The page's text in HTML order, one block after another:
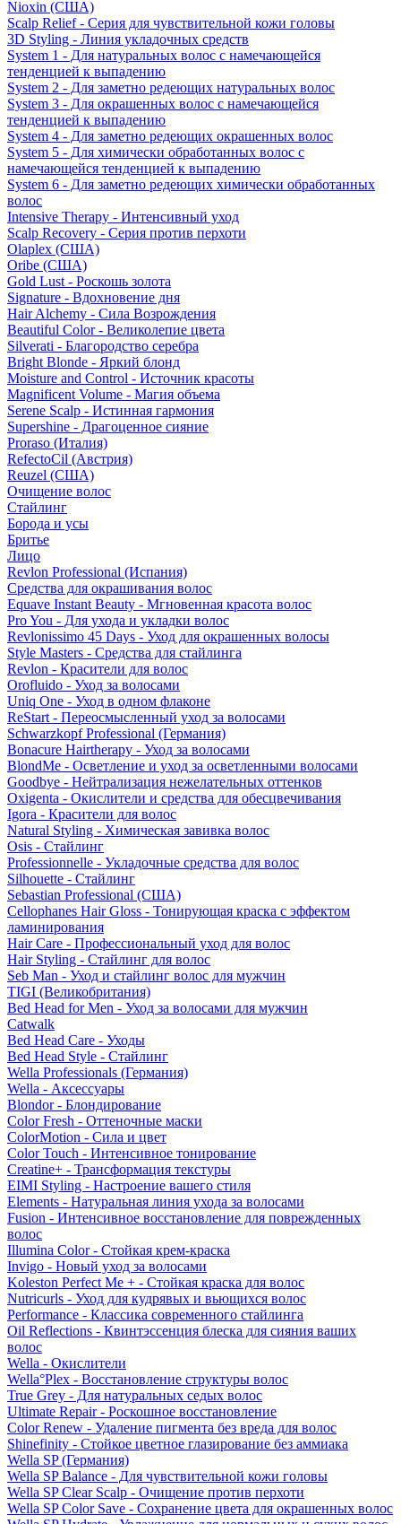
Nioxin (США)
Scalp Relief - Серия для чувствительной кожи головы
3D Styling - Линия укладочных средств
System 1 - Для натуральных волос с намечающейся
тенденцией к выпадению
System 2 - Для заметно редеющих натуральных волос
System 3 - Для окрашенных волос с намечающейся
тенденцией к выпадению
System 4 - Для заметно редеющих окрашенных волос
System 5 - Для химически обработанных волос с
намечающейся тенденцией к выпадению
System 6 - Для заметно редеющих химически обработанных
волос
Intensive Therapy - Интенсивный уход
Scalp Recovery - Серия против перхоти
Olaplex (США)
Oribe (США)
Gold Lust - Роскошь золота
Signature - Вдохновение дня
Hair Alchemy - Сила Возрождения
Beautiful Color - Великолепие цвета
Silverati - Благородство серебра
Bright Blonde - Яркий блонд
Moisture and Control - Источник красоты
Magnificent Volume - Магия объема
Serene Scalp - Истинная гармония
Supershine - Драгоценное сияние
Proraso (Италия)
RefectoCil (Австрия)
Reuzel (США)
Очищение волос
Стайлинг
Борода и усы
Бритье
Лицо
Revlon Professional (Испания)
Средства для окрашивания волос
Equave Instant Beauty - Мгновенная красота волос
Pro You - Для ухода и укладки волос
Revlonissimo 45 Days - Уход для окрашенных волосы
Style Masters - Средства для стайлинга
Revlon - Красители для волос
Orofluido - Уход за волосами
Uniq One - Уход в одном флаконе
ReStart - Переосмысленный уход за волосами
Schwarzkopf Professional (Германия)
Bonacure Hairtherapy - Уход за волосами
BlondMe - Осветление и уход за осветленными волосами
Goodbye - Нейтрализация нежелательных оттенков
Oxigenta - Окислители и средства для обесцвечивания
Igora - Красители для волос
Natural Styling - Химическая завивка волос
Osis - Стайлинг
Professionnelle - Укладочные средства для волос
Silhouette - Стайлинг
Sebastian Professional (США)
Cellophanes Hair Gloss - Тонирующая краска с эффектом
ламинирования
Hair Care - Профессиональный уход для волос
Hair Styling - Стайлинг для волос
Seb Man - Уход и стайлинг волос для мужчин
TIGI (Великобритания)
Bed Head for Men - Уход за волосами для мужчин
Catwalk
Bed Head Care - Уходы
Bed Head Style - Стайлинг
Wella Professionals (Германия)
Wella - Аксессуары
Blondor - Блондирование
Color Fresh - Оттеночные маски
ColorMotion - Сила и цвет
Color Touch - Интенсивное тонирование
Creatine+ - Трансформация текстуры
EIMI Styling - Настроение вашего стиля
Elements - Натуральная линия ухода за волосами
Fusion - Интенсивное восстановление для поврежденных
волос
Illumina Color - Стойкая крем-краска
Invigo - Новый уход за волосами
Koleston Perfect Me + - Стойкая краска для волос
Nutricurls - Уход для кудрявых и вьющихся волос
Performance - Классика современного стайлинга
Oil Reflections - Квинтэссенция блеска для сияния ваших
волос
Wella - Окислители
Wella°Plex - Восстановление структуры волос
True Grey - Для натуральных седых волос
Ultimate Repair - Роскошное восстановление
Color Renew - Удаление пигмента без вреда для волос
Shinefinity - Стойкое цветное глазирование без аммиака
Wella SP (Германия)
Wella SP Balance - Для чувствительной кожи головы
Wella SP Clear Scalp - Очищение против перхоти
Wella SP Color Save - Сохранение цвета для окрашенных волос